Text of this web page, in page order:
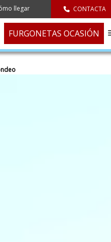
llegar CONTACTA
FURGONETAS OCASIÓN